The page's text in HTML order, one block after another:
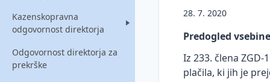
Kazenskopravna
odgovornost direktorja
Predpostavke kazenske
odgovornosti direktorja
Odgovornost direktorja za
prekrške
28. 7. 2020
Predogled vsebine
Iz 233. člena ZGD-
plačila, ki jih je